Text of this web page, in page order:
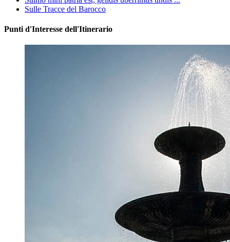
Sulle Tracce del Barocco
Punti d'Interesse dell'Itinerario